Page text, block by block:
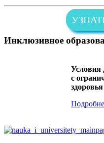
Инклюзивное
Условия
с
здоровья